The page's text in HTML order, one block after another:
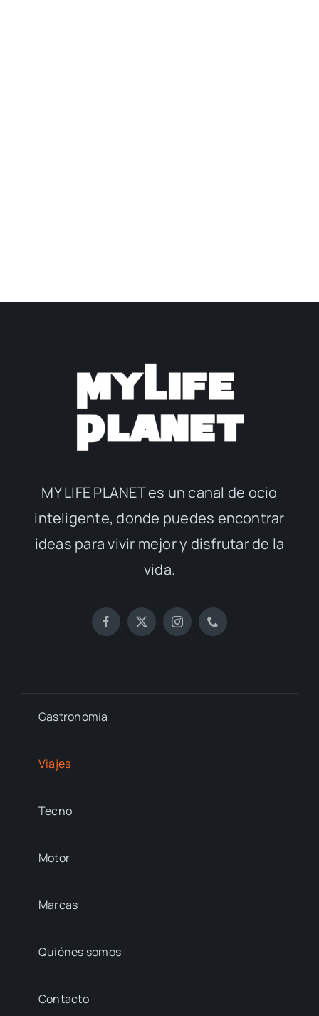
MY LIFE PLANET es un canal de ocio
inteligente, donde puedes encontrar
ideas para vivir mejor y disfrutar de la
vida.
Gastronomía
Viajes
Tecno
Motor
Marcas
Quiénes somos
Contacto